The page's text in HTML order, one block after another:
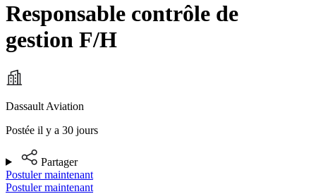
Responsable contrôle de
gestion F/H
Dassault Aviation
Postée il y a 30 jours
Partager
Postuler maintenant
Postuler maintenant